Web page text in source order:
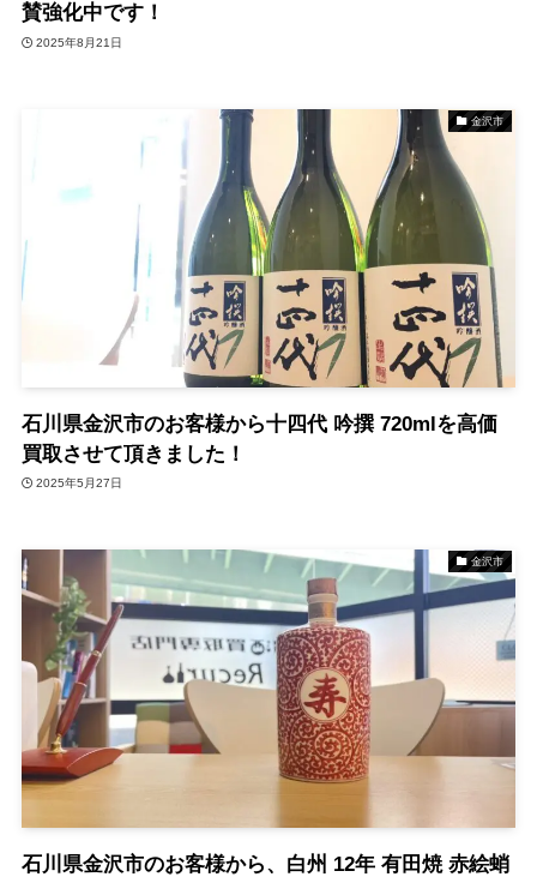
賛強化中です！
2025年8月21日
金沢市
石川県金沢市のお客様から十四代 吟撰 720mlを高価
買取させて頂きました！
2025年5月27日
金沢市
石川県金沢市のお客様から、白州 12年 有田焼 赤絵蛸